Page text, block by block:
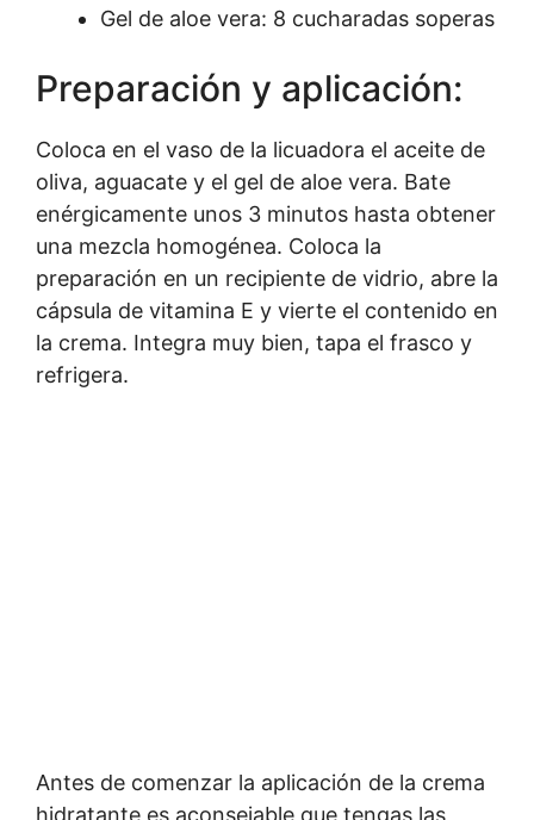
Gel de aloe vera: 8 cucharadas soperas
Preparación y aplicación:
Coloca en el vaso de la licuadora el aceite de
oliva, aguacate y el gel de aloe vera. Bate
enérgicamente unos 3 minutos hasta obtener
una mezcla homogénea. Coloca la
preparación en un recipiente de vidrio, abre la
cápsula de vitamina E y vierte el contenido en
la crema. Integra muy bien, tapa el frasco y
refrigera.
Antes de comenzar la aplicación de la crema
hidratante es aconsejable que tengas las